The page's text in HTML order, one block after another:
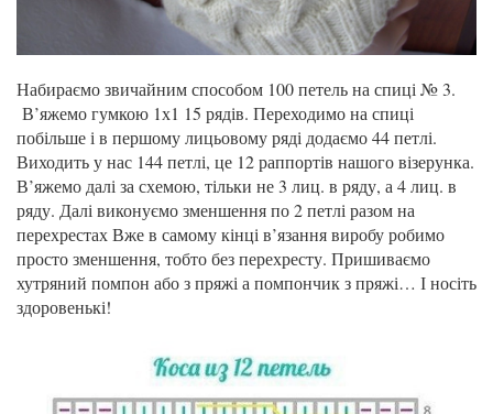
Набираємо звичайним способом 100 петель на спиці № 3.
В’яжемо гумкою 1х1 15 рядів. Переходимо на спиці
побільше і в першому лицьовому ряді додаємо 44 петлі.
Виходить у нас 144 петлі, це 12 раппортів нашого візерунка.
В’яжемо далі за схемою, тільки не 3 лиц. в ряду, а 4 лиц. в
ряду. Далі виконуємо зменшення по 2 петлі разом на
перехрестах Вже в самому кінці в’язання виробу робимо
просто зменшення, тобто без перехресту. Пришиваємо
хутряний помпон або з пряжі а помпончик з пряжі… І носіть
здоровенькі!